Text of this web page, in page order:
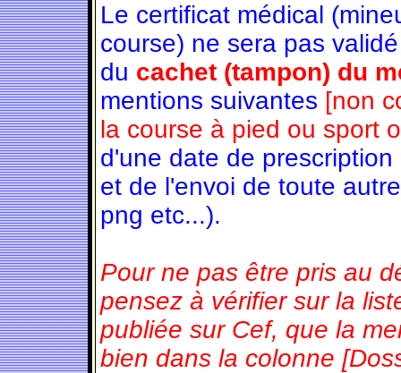
Le certificat médical
course) ne sera pas
du cachet (tampon) du
mentions suivantes [non
la course à pied ou sport
d'une date de
et de l'envoi de toute
png etc...).
Pour ne pas être pris au
pensez à vérifier sur la
publiée sur Cef, que la
bien dans la colonne